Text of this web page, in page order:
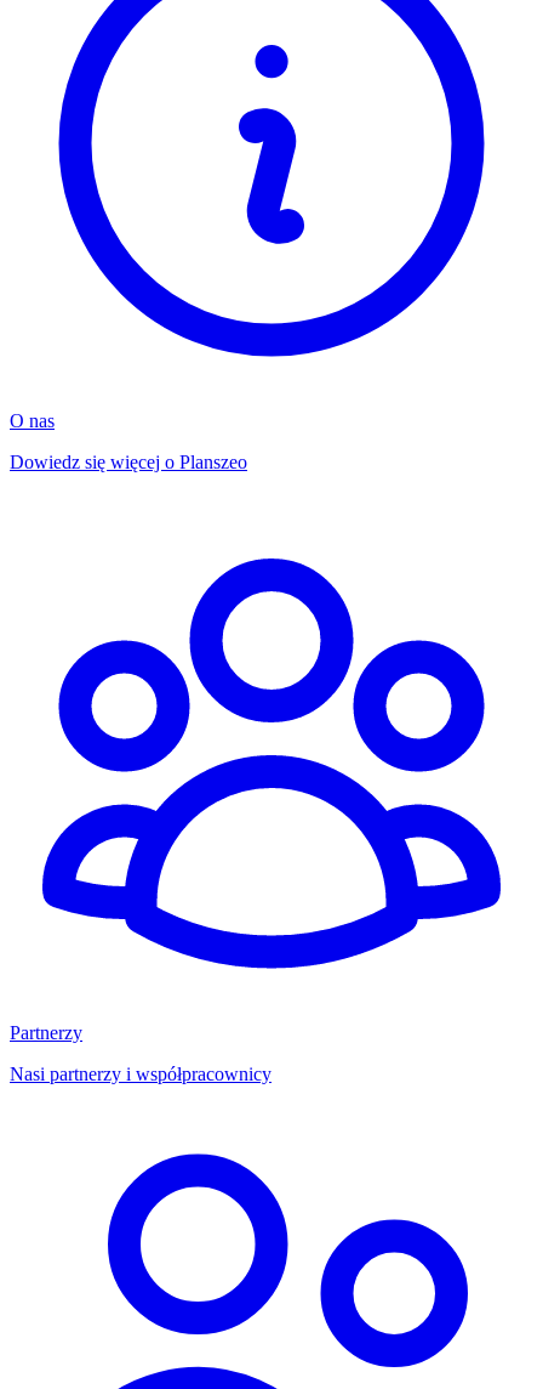
O nas
Dowiedz się więcej o Planszeo
Partnerzy
Nasi partnerzy i współpracownicy